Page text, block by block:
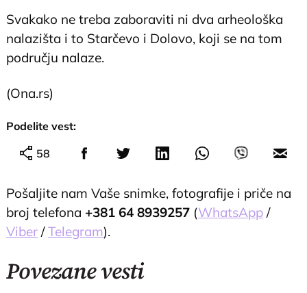
Svakako ne treba zaboraviti ni dva arheološka
nalazišta i to Starčevo i Dolovo, koji se na tom
području nalaze.
(Ona.rs)
Podelite vest:
58
Pošaljite nam Vaše snimke, fotografije i priče na
broj telefona +381 64 8939257 (WhatsApp /
Viber /Telegram).
Povezane vesti